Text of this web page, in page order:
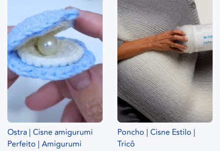
Ostra | Cisne amigurumi
Perfeito | Amigurumi
Poncho | Cisne Estilo |
Tricô